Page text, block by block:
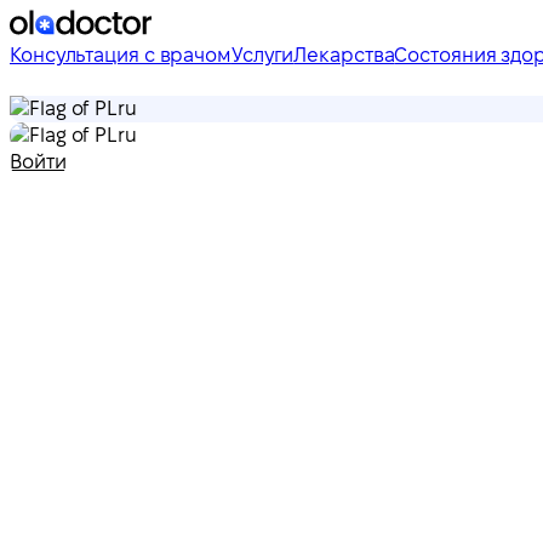
Консультация с врачомУслугиЛекарстваСостояния
ru
ru
Войти